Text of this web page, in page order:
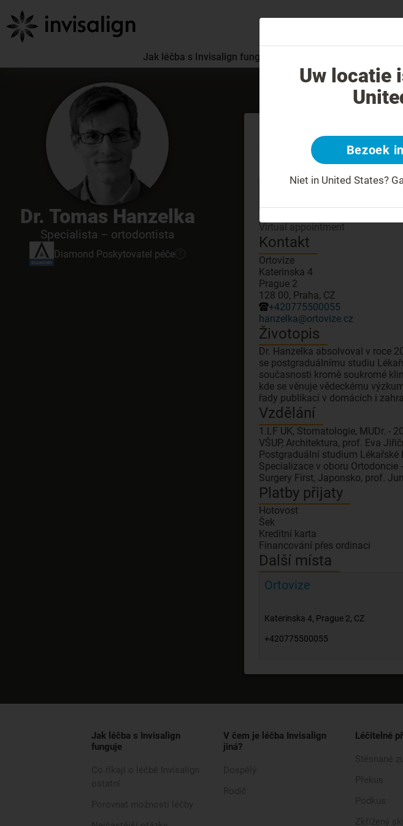
Jak léčba s Invisalign funguje
Dr. Tomas Hanzelka
Specialista – ortodontista
Diamond Poskytovatel péče
Seznamte se se
GDC number: 564815
Diamond
Poskytovatel péče
Virtual appointment
Kontakt
Ortovize
Katerinska 4
Prague 2
128 00, Praha, CZ
+420775500055
hanzelka@ortovize.cz
Životopis
Dr. Hanzelka absolvoval v roce
se postgraduálnímu studiu
současnosti kromě soukromé
kde se věnuje vědeckému
řady publikací v domácích i
Vzdělání
1.LF UK, Stomatologie, MUDr. -
VŠUP, Architektura, prof. Eva
Postgraduální studium Lékařské
Specializace v oboru Ortodoncie
Surgery First, Japonsko, prof.
Platby přijaty
Hotovost
Šek
Kreditní karta
Financování přes ordinaci
Další místa
Ortovize
Katerinska 4, Prague 2, CZ
+420775500055
Jak léčba s Invisalign
funguje
V čem je léčba Invisalign
jiná?
Léčitelné
Uw locatie
Bezoek
Niet in United States?